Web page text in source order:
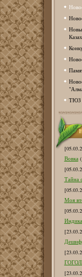
ТЮЗ
Вовка (
Тайна
Моя